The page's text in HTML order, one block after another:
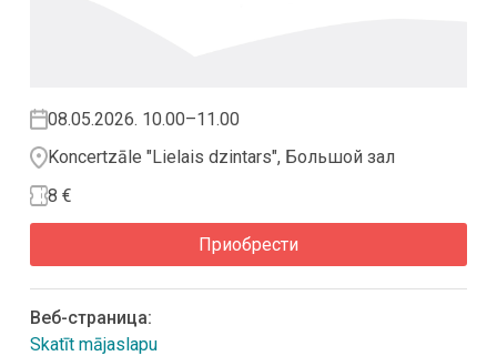
08.05.2026. 10.00–11.00
Koncertzāle "Lielais dzintars", Большой зал
8 €
Приобрести
Bеб-страница:
Skatīt mājaslapu